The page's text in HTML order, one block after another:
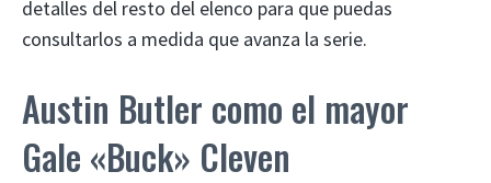
detalles del resto del elenco para que puedas
consultarlos a medida que avanza la serie.
Austin Butler como el mayor
Gale «Buck» Cleven